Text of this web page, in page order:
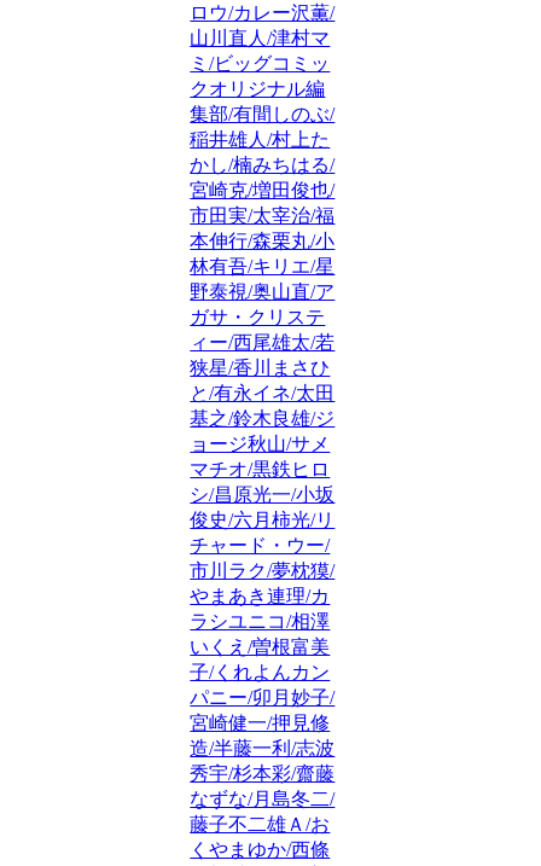
ロウ/カレー沢薫/
山川直人/津村マ
ミ/ビッグコミッ
クオリジナル編
集部/有間しのぶ/
稲井雄人/村上た
かし/楠みちはる/
宮崎克/増田俊也/
市田実/太宰治/福
本伸行/森栗丸/小
林有吾/キリエ/星
野泰視/奥山直/ア
ガサ・クリステ
ィー/西尾雄太/若
狭星/香川まさひ
と/有永イネ/太田
基之/鈴木良雄/ジ
ョージ秋山/サメ
マチオ/黒鉄ヒロ
シ/昌原光一/小坂
俊史/六月柿光/リ
チャード・ウー/
市川ラク/夢枕獏/
やまあき連理/カ
ラシユニコ/相澤
いくえ/曽根富美
子/くれよんカン
パニー/卯月妙子/
宮崎健一/押見修
造/半藤一利/志波
秀宇/杉本彩/齋藤
なずな/月島冬二/
藤子不二雄Ａ/お
くやまゆか/西條